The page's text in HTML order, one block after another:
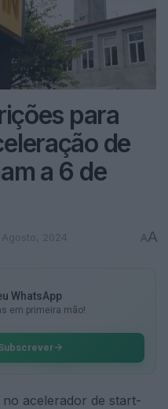
para
de
a 6 de
Agosto, 2024 AA
WhatsApp
em primeira mão!
acelerador de start-